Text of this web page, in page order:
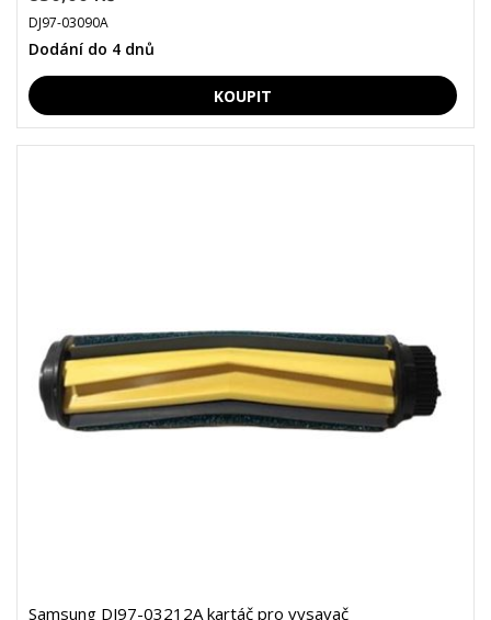
DJ97-03090A
Dodání do 4 dnů
Samsung DJ97-03212A kartáč pro vysavač